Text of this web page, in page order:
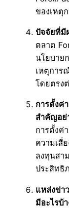
ของเหตุ
ปัจจัยที่มี
ตลาด
นโยบาย
เหตุการ
โดยตรง
การตั้งค่
สำคัญอย่
การตั้งค่
ความเสี่
ลงทุนสา
ประสิทธิ
แหล่งข่า
มีอะไรบ้